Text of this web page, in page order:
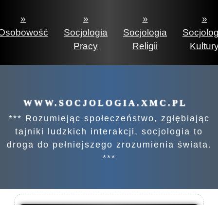
»
»
Socjologia
Pracy
»
Socjologia
Religii
»
WWW.SOCJOLOGIA.XMC.PL
*** Rozumiejąc społeczeństwo, zgłębiając
tajniki ludzkich interakcji, socjologia to
droga do pełniejszego zrozumienia świata.
***